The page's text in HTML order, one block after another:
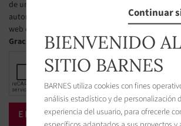
de una página web gestionado por el organismo
autoridades públicas francesas para administrar
web es la siguiente : https://www.bloctel.gouv.fr.
Gracias marcar la casilla
Continuar
BIENVENIDO AL
SITIO BARNES
BARNES utiliza cookies con fines
análisis estadístico y de personalización
experiencia del usuario, para ofrecerle